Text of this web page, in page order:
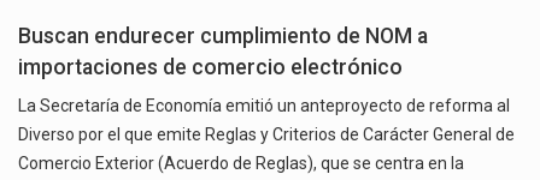
Buscan endurecer cumplimiento de NOM a
importaciones de comercio electrónico
La Secretaría de Economía emitió un anteproyecto de reforma al
Diverso por el que emite Reglas y Criterios de Carácter General de
Comercio Exterior (Acuerdo de Reglas), que se centra en la